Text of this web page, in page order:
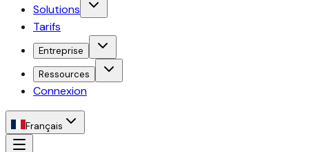
Solutions
Tarifs
Entreprise
Ressources
Connexion
Français